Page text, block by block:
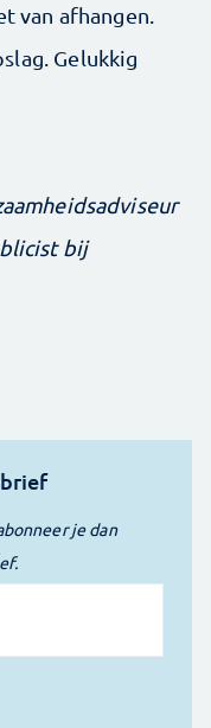
van afhangen.
Gelukkig
bij
je dan